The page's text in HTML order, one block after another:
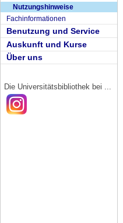
Nutzungshinweise
Fachinformationen
Benutzung und Service
Auskunft und Kurse
Über uns
Die Universitätsbibliothek bei ...